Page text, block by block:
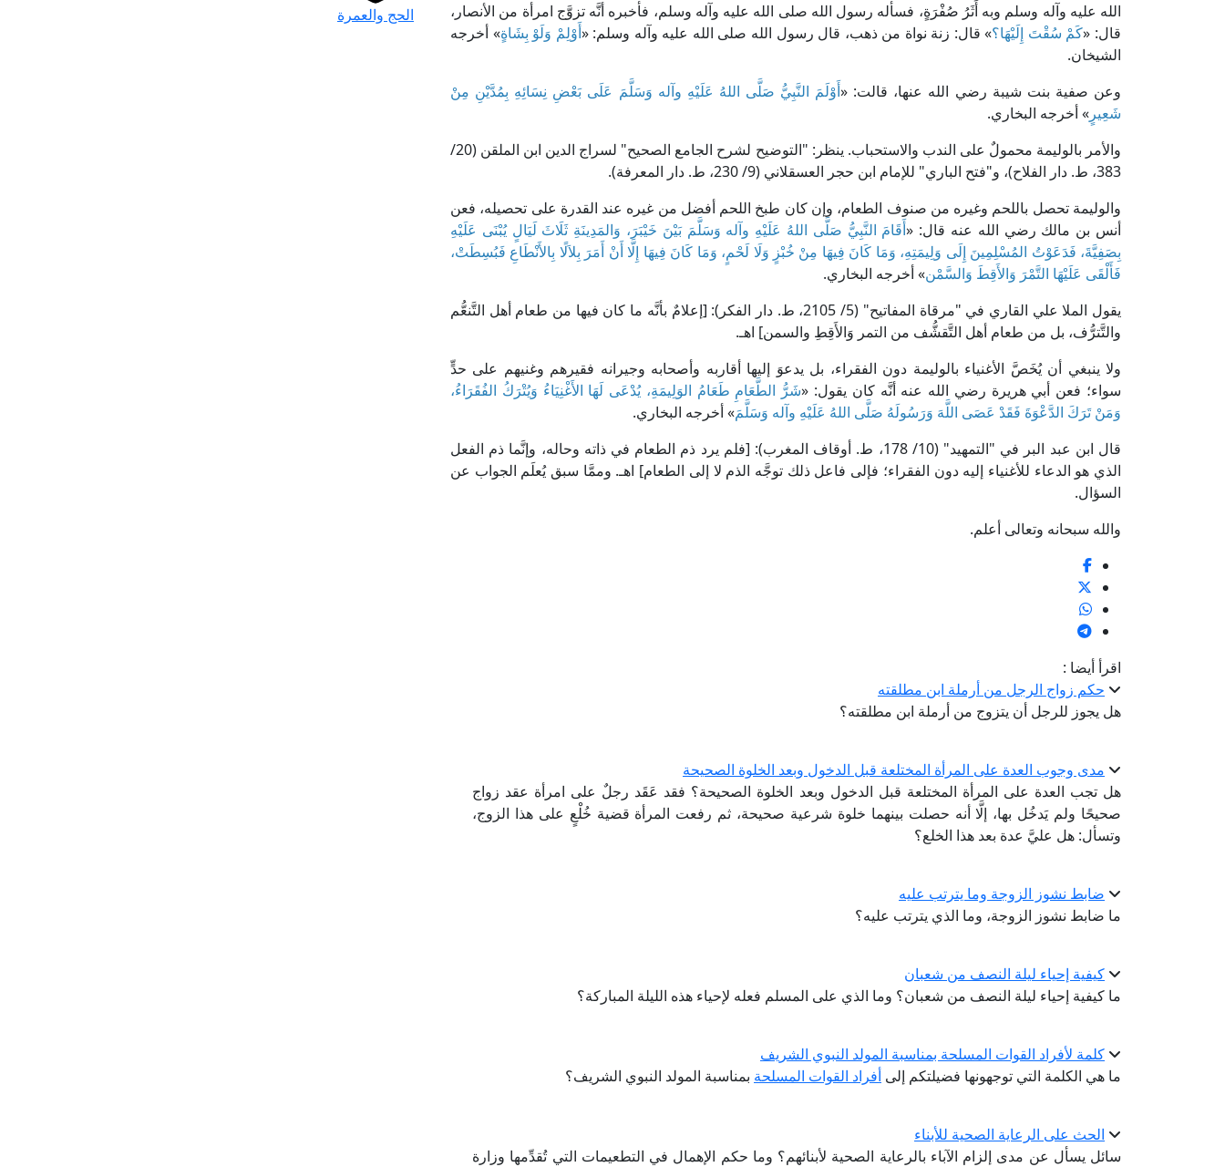
الله عليه وآله وسلم وبه أَثَرُ صُفْرَةٍ، فسأله رسول الله صلى الله عليه وآله وسلم، فأخبره أنَّه تزوَّج امرأة من الأنصار،
قال: «كَمْ سُقْتَ إِلَيْهَا؟» قال: زنة نواة من ذهب، قال رسول الله صلى الله عليه وآله وسلم: «أَوْلِمْ وَلَوْ بِشَاةٍ» أخرجه
الشيخان.
وعن صفية بنت شيبة رضي الله عنها، قالت: «أَوْلَمَ النَّبِيُّ صَلَّى اللهُ عَلَيْهِ وآله وَسَلَّمَ عَلَى بَعْضِ نِسَائِهِ بِمُدَّيْنِ مِنْ
شَعِيرٍ » أخرجه البخاري.
والأمر بالوليمة محمولٌ على الندب والاستحباب. ينظر: "التوضيح لشرح الجامع الصحيح" لسراج الدين ابن الملقن (20/
383، ط. دار الفلاح)، و"فتح الباري" للإمام ابن حجر العسقلاني (9/ 230، ط. دار المعرفة).
والوليمة تحصل باللحم وغيره من صنوف الطعام، وإن كان طبخ اللحم أفضل من غيره عند القدرة على تحصيله، فعن
أنس بن مالك رضي الله عنه قال: «أَقَامَ النَّبِيُّ صَلَّى اللهُ عَلَيْهِ وآله وَسَلَّمَ بَيْنَ خَيْبَرَ، وَالمَدِينَةِ ثَلَاثَ لَيَالٍ يُبْنَى عَلَيْهِ
بِصَفِيَّةَ، فَدَعَوْتُ المُسْلِمِينَ إِلَى وَلِيمَتِهِ، وَمَا كَانَ فِيهَا مِنْ خُبْزٍ وَلَا لَحْمٍ، وَمَا كَانَ فِيهَا إِلَّا أَنْ أَمَرَ بِلاَلًا بِالأَنْطَاعِ فَبُسِطَتْ،
فَأَلْقَى عَلَيْهَا التَّمْرَ وَالأَقِطَ وَالسَّمْن» أخرجه البخاري.
يقول الملا علي القاري في "مرقاة المفاتيح" (5/ 2105، ط. دار الفكر): [إعلامٌ بأنَّه ما كان فيها من طعام أهل التَّنعُّم
والتَّترُّف، بل من طعام أهل التَّقشُّف من التمر وَالأَقِطِ والسمن] اهـ.
ولا ينبغي أن يُخَصَّ الأغنياء بالوليمة دون الفقراء، بل يدعوَ إليها أقاربه وأصحابه وجيرانه فقيرهم وغنيهم على حدٍّ
سواء؛ فعن أبي هريرة رضي الله عنه أنَّه كان يقول: «شَرُّ الطَّعَامِ طَعَامُ الوَلِيمَةِ، يُدْعَى لَهَا الأَغْنِيَاءُ وَيُتْرَكُ الفُقَرَاءُ،
وَمَنْ تَرَكَ الدَّعْوَةَ فَقَدْ عَصَى اللَّهَ وَرَسُولَهُ صَلَّى اللهُ عَلَيْهِ وآله وَسَلَّمَ» أخرجه البخاري.
قال ابن عبد البر في "التمهيد" (10/ 178، ط. أوقاف المغرب): [فلم يرد ذم الطعام في ذاته وحاله، وإنَّما ذم الفعل
الذي هو الدعاء للأغنياء إليه دون الفقراء؛ فإلى فاعل ذلك توجَّه الذم لا إلى الطعام] اهـ. وممَّا سبق يُعلَم الجواب عن
السؤال.
والله سبحانه وتعالى أعلم.
اقرأ أيضا :
حكم زواج الرجل من أرملة ابن مطلقته
هل يجوز للرجل أن يتزوج من أرملة ابن مطلقته؟
مدى وجوب العدة على المرأة المختلعة قبل الدخول وبعد الخلوة الصحيحة
هل تجب العدة على المرأة المختلعة قبل الدخول وبعد الخلوة الصحيحة؟ فقد عَقَد رجلٌ على امرأة عقد زواج
صحيحًا ولم يَدخُل بها، إلَّا أنه حصلت بينهما خلوة شرعية صحيحة، ثم رفعت المرأة قضية خُلْعٍ على هذا الزوج،
وتسأل: هل عليَّ عدة بعد هذا الخلع؟
ضابط نشوز الزوجة وما يترتب عليه
ما ضابط نشوز الزوجة، وما الذي يترتب عليه؟
كيفية إحياء ليلة النصف من شعبان
ما كيفية إحياء ليلة النصف من شعبان؟ وما الذي على المسلم فعله لإحياء هذه الليلة المباركة؟
كلمة لأفراد القوات المسلحة بمناسبة المولد النبوي الشريف
ما هي الكلمة التي توجهونها فضيلتكم إلى أفراد القوات المسلحة بمناسبة المولد النبوي الشريف؟
الحث على الرعاية الصحية للأبناء
سائل يسأل عن مدى إلزام الآباء بالرعاية الصحية لأبنائهم؟ وما حكم الإهمال في التطعيمات التي تُقدِّمها وزارة
الحج والعمرة